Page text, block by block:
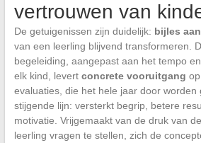
vertrouwen van
De getuigenissen zijn duidelijk: bijles
van een leerling blijvend transformeren.
begeleiding, aangepast aan het tempo
elk kind, levert concrete vooruitgang
evaluaties, die het hele jaar door worden
stijgende lijn: versterkt begrip, betere
motivatie. Vrijgemaakt van de druk van
leerling vragen te stellen, zich de